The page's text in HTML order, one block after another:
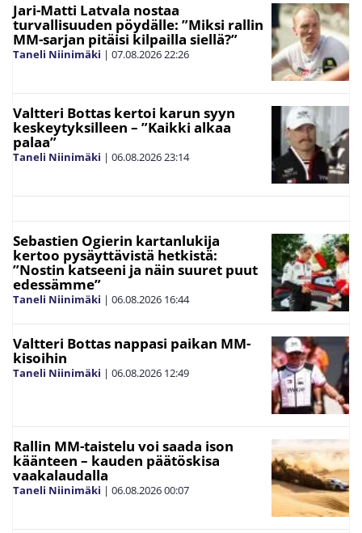
Jari-Matti Latvala nostaa
turvallisuuden pöydälle: ”Miksi rallin
MM-sarjan pitäisi kilpailla siellä?”
Taneli Niinimäki | 07.08.202622:26
Valtteri Bottas kertoi karun syyn
keskeytyksilleen – ”Kaikki alkaa
palaa”
Taneli Niinimäki | 06.08.202623:14
Sebastien Ogierin kartanlukija
kertoo pysäyttävistä hetkistä:
”Nostin katseeni ja näin suuret puut
edessämme”
Taneli Niinimäki | 06.08.2026 16:44
Valtteri Bottas nappasi paikan MM-
kisoihin
Taneli Niinimäki | 06.08.2026 12:49
Rallin MM-taistelu voi saada ison
käänteen – kauden päätöskisa
vaakalaudalla
Taneli Niinimäki | 06.08.202600:07